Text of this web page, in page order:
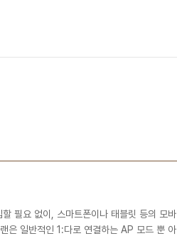
필요 없이, 스마트폰이나 태블릿 등의 모바
은 일반적인 1:다로 연결하는 AP 모드 뿐 아